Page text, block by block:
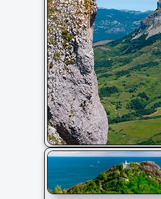
Montañero en el Parque
Urbasa-Andia, Navarra